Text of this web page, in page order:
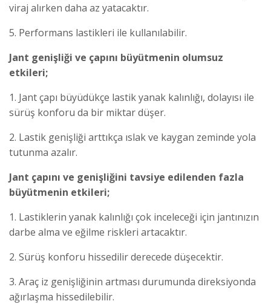
viraj alırken daha az yatacaktır.
5. Performans lastikleri ile kullanılabilir.
Jant genişliği ve çapını büyütmenin olumsuz
etkileri;
1. Jant çapı büyüdükçe lastik yanak kalınlığı, dolayısı ile
sürüş konforu da bir miktar düşer.
2. Lastik genişliği arttıkça ıslak ve kaygan zeminde yola
tutunma azalır.
Jant çapını ve genişliğini tavsiye edilenden fazla
büyütmenin etkileri;
1. Lastiklerin yanak kalınlığı çok inceleceği için jantınızın
darbe alma ve eğilme riskleri artacaktır.
2. Sürüş konforu hissedilir derecede düşecektir.
3. Araç iz genişliğinin artması durumunda direksiyonda
ağırlaşma hissedilebilir.